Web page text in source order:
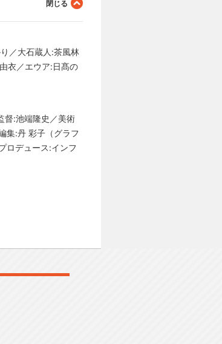
／大石蔵人:茶風林
衣／エウア:日髙の
督:池端隆史／美術
集:丹 彩子（グラフ
ロデュース:インフ